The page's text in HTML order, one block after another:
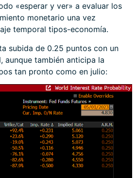
«esperar y ver» a evaluar los
monetario una vez
temporal tipos-economía.
subida de 0.25 puntos con un
aunque también anticipa la
tan pronto como en julio: